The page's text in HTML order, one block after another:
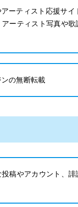
ーティスト応援サイ
ーティスト写真や歌
の無断転載
稿やアカウント、誹